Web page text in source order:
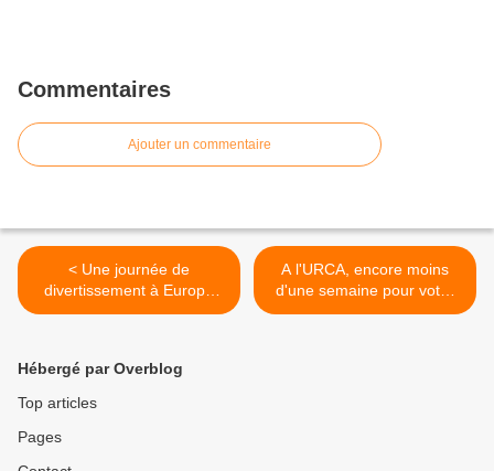
Commentaires
Ajouter un commentaire
< Une journée de
divertissement à Europa
Park ?
A l'URCA, encore moins
d'une semaine pour voter
(par correspondance) au
Hébergé par Overblog
Top articles
Pages